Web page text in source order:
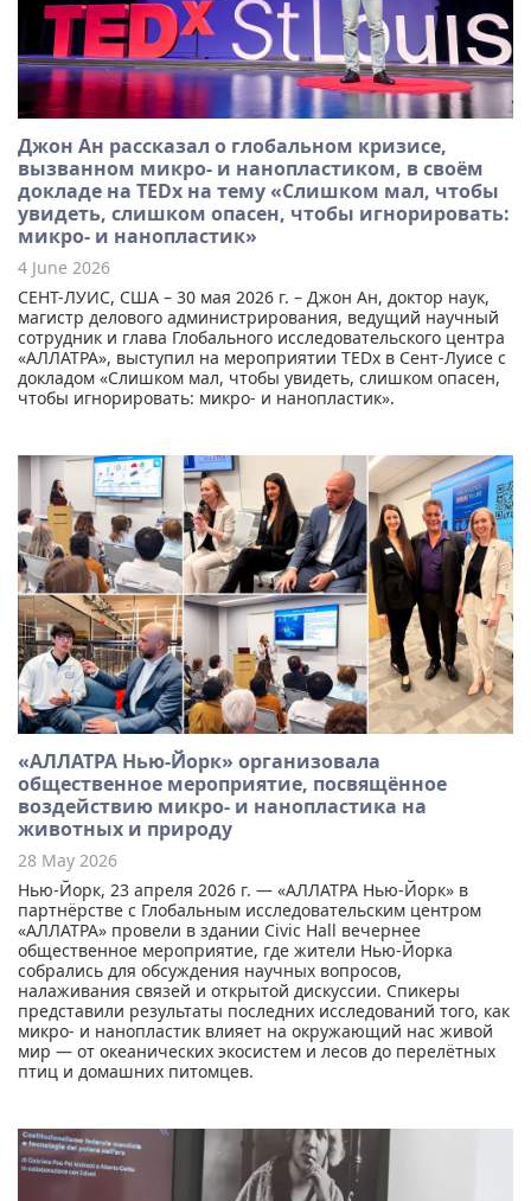
Джон Ан рассказал о глобальном кризисе,
вызванном микро- и нанопластиком, в своём
докладе на TEDx на тему «Слишком мал, чтобы
увидеть, слишком опасен, чтобы игнорировать:
микро- и нанопластик»
4 June 2026
СЕНТ-ЛУИС, США – 30 мая 2026 г. – Джон Ан, доктор наук,
магистр делового администрирования, ведущий научный
сотрудник и глава Глобального исследовательского центра
«АЛЛАТРА», выступил на мероприятии TEDx в Сент-Луисе с
докладом «Слишком мал, чтобы увидеть, слишком опасен,
чтобы игнорировать: микро- и нанопластик».
«АЛЛАТРА Нью-Йорк» организовала
общественное мероприятие, посвящённое
воздействию микро- и нанопластика на
животных и природу
28 May 2026
Нью-Йорк, 23 апреля 2026 г. — «АЛЛАТРА Нью-Йорк» в
партнёрстве с Глобальным исследовательским центром
«АЛЛАТРА» провели в здании Civic Hall вечернее
общественное мероприятие, где жители Нью-Йорка
собрались для обсуждения научных вопросов,
налаживания связей и открытой дискуссии. Спикеры
представили результаты последних исследований того, как
микро- и нанопластик влияет на окружающий нас живой
мир — от океанических экосистем и лесов до перелётных
птиц и домашних питомцев.